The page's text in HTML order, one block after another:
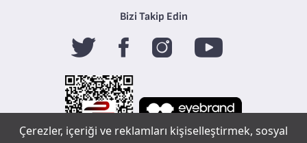
Çerezler, içeriği ve reklamları kişiselleştirmek, sosyal
Bizi Takip Edin